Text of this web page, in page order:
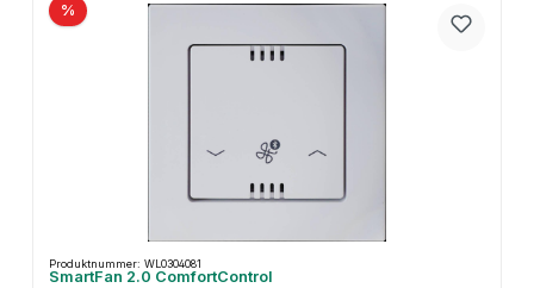
%
Produktnummer: WL0304081
SmartFan 2.0 ComfortControl